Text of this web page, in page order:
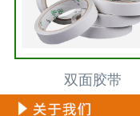
双面胶带